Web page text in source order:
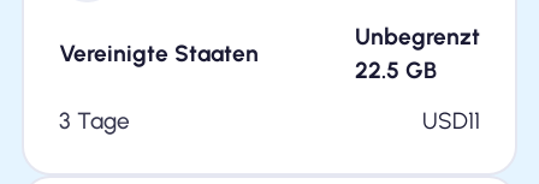
Vereinigte Staaten
Unbegrenzt
22.5 GB
3 Tage
USD11